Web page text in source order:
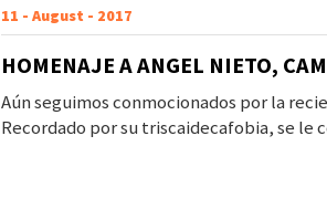
11 - August - 2017
HOMENAJE A ANGEL NIETO,
Aún seguimos conmocionados por la
Recordado por su triscaidecafobia, se le